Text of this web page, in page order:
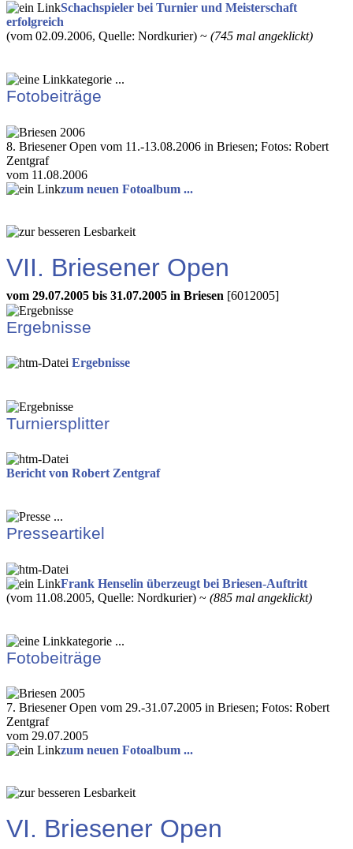
Schachspieler bei Turnier und Meisterschaft
erfolgreich
(vom 02.09.2006, Quelle: Nordkurier) ~ (745 mal angeklickt)
Fotobeiträge
8. Briesener Open vom 11.-13.08.2006 in Briesen; Fotos: Robert
Zentgraf
vom 11.08.2006
zum neuen Fotoalbum ...
VII. Briesener Open
vom 29.07.2005 bis 31.07.2005 in Briesen [6012005]
Ergebnisse
Ergebnisse
Turniersplitter
Bericht von Robert Zentgraf
Presseartikel
Frank Henselin überzeugt bei Briesen-Auftritt
(vom 11.08.2005, Quelle: Nordkurier) ~ (885 mal angeklickt)
Fotobeiträge
7. Briesener Open vom 29.-31.07.2005 in Briesen; Fotos: Robert
Zentgraf
vom 29.07.2005
zum neuen Fotoalbum ...
VI. Briesener Open